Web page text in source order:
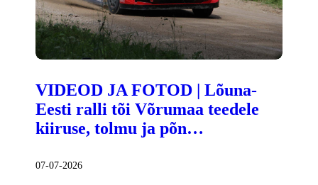
VIDEOD JA FOTOD | Lõuna-
Eesti ralli tõi Võrumaa teedele
kiiruse, tolmu ja põn…
07-07-2026